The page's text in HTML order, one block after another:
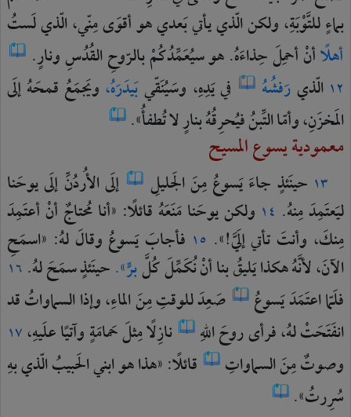
بماءٍللتَّوْبَةِ،ولكنالّذييأتيبَعديهوأقوَىمِنّي،الّذيلَستُ
أهلًاأنْأحمِلَحِذاءَهُ.هوسيُعَمِّدُكُمْبالرّوحِالقُدُسِونارٍ.
١٢ الّذيرَفشُهُ فييَدِهِ، وسَيُنَقّيبَيدَرَهُ،ويَجمَعُقمحَهُإلَى
المَخزَنِ،وأمّاالتِّبنُفيُحرِقُهُبنارٍلاتُطفأُ».
معمودية يسوع المسيح
١٣ حينَئذٍجاءَيَسوعُمِنَالجَليلِ إلَىالأُردُنِّإلَىيوحَنا
ليَعتَمِدَمِنهُ. ١٤ ولكنيوحَنامَنَعَهُقائلًا: «أنامُحتاجٌأنْأعتَمِدَ
مِنكَ، وأنتَتأتيإلَيَّ!». ١٥ فأجابَيَسوعُوقالَلهُ: «اسمَحِ
الآنَ،لأنَّهُهكذايَليقُبناأنْنُكَمِّلَكُلَّبرٍّ».حينَئذٍسمَحَلهُ. ١٦
فلَمّااعتَمَدَيَسوعُ صَعِدَللوقتِمِنَالماءِ،وإذاالسماواتُقد
انفَتَحَتْلهُ،فرأىروحَاللهِ نازِلًامِثلَحَمامَةٍوآتيًاعلَيهِ،١٧
وصوتٌمِنَالسماواتِ قائلًا:«هذاهوابنيالحَبيبُالّذيبهِ
سُرِرتُ».